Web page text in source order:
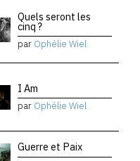
Quels seront les
cinq ?
par Ophélie Wiel
I Am
par Ophélie Wiel
Guerre et Paix